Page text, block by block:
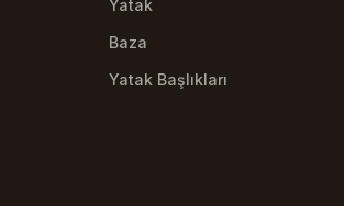
Yatak
Baza
Yatak Başlıkları